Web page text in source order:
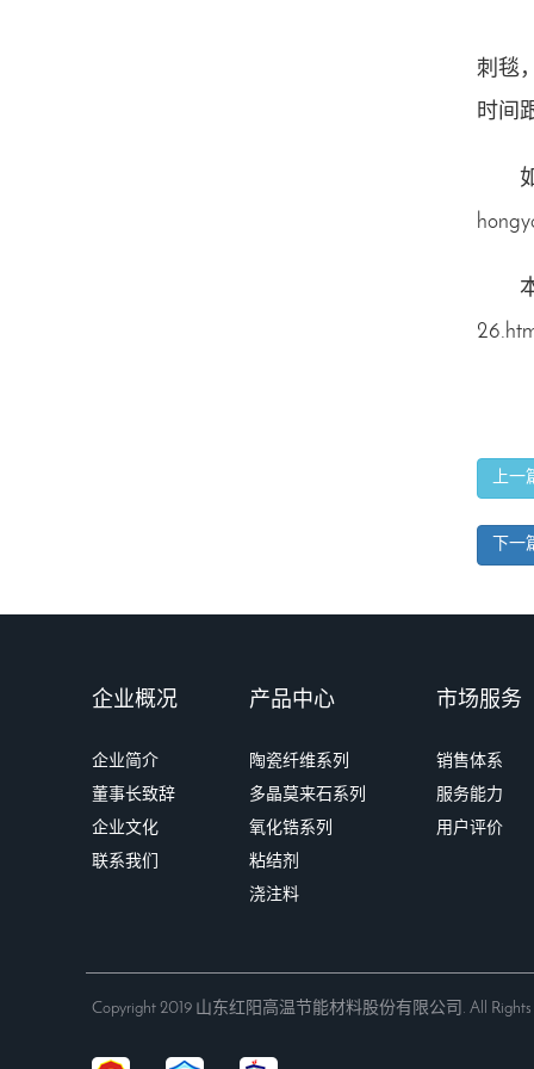
刺毯
时间
上一
下一
企业概况
企业简介
董事长致辞
企业文化
联系我们
产品中心
陶瓷纤维系列
多晶莫来石系列
氧化锆系列
粘结剂
浇注料
市场服务
销售体系
服务能力
用户评价
Copyright 2019 山东红阳高温节能材料股份有限公司. All Rights